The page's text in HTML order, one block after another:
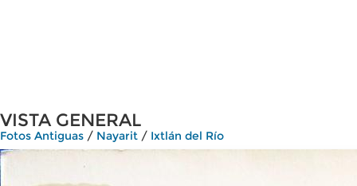
VISTA GENERAL
Fotos Antiguas / Nayarit / Ixtlán del Río